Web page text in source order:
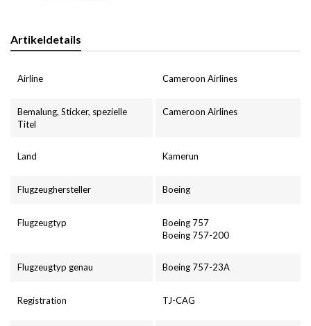
Artikeldetails
Airline Cameroon Airlines
Bemalung, Sticker, spezielle
Titel
Cameroon Airlines
Land Kamerun
Flugzeughersteller Boeing
Flugzeugtyp
Boeing 757
Boeing 757-200
Flugzeugtyp genau Boeing 757-23A
Registration TJ-CAG